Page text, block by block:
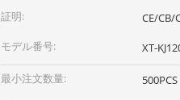
証明:
CE/CB/
モデル番号:
XT-
最小注文数量:
500PCS